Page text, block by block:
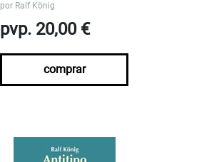
por Ralf König
pvp. 20,00 €
comprar